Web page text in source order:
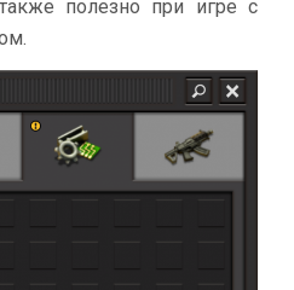
полезно при игре с